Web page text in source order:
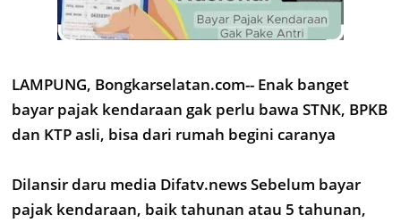
LAMPUNG, Bongkarselatan.com-- Enak banget
bayar pajak kendaraan gak perlu bawa STNK, BPKB
dan KTP asli, bisa dari rumah begini caranya
Dilansir daru media Difatv.news Sebelum bayar
pajak kendaraan, baik tahunan atau 5 tahunan,